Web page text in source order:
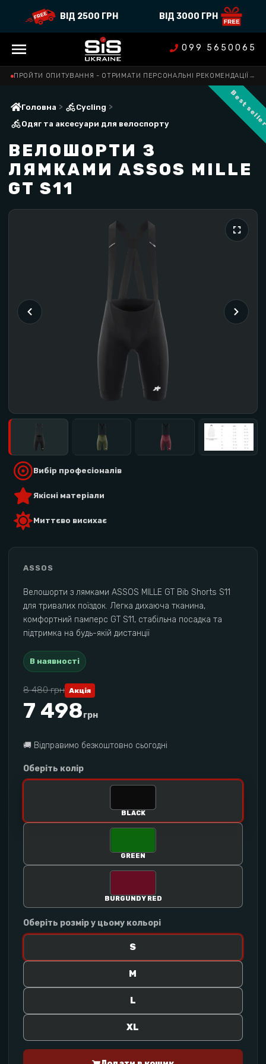
ВІД 2500 ГРН ВІД 3000 ГРН
099 5650065
ПРОЙТИ ОПИТУВАННЯ - ОТРИМАТИ ПЕРСОНАЛЬНІ РЕКОМЕНДАЦІЇ →
Best
Головна > Cycling >
Одяг та аксесуари для велоспорту
ВЕЛОШОРТИ З
ЛЯМКАМИ ASSOS MILLE
GT S11
Вибір професіоналів
Якісні матеріали
Миттєво висихає
ASSOS
Велошорти з лямками ASSOS MILLE GT Bib Shorts S11
для тривалих поїздок. Легка дихаюча тканина,
комфортний памперс GT S11, стабільна посадка та
підтримка на будь-якій дистанції
В наявності
8 480грн Акція
7 498грн
🚚 Відправимо безкоштовно сьогодні
Оберіть колір
BLACK
GREEN
BURGUNDY RED
Оберіть розмір у цьому кольорі
S
M
L
XL